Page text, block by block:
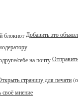
Добавить это
страницу для печати
своё мнение